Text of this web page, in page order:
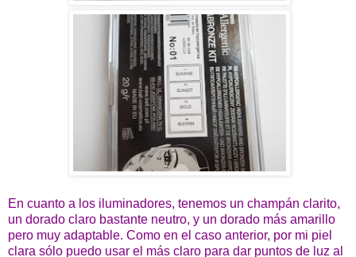
En cuanto a los iluminadores, tenemos un champán clarito,
un dorado claro bastante neutro, y un dorado más amarillo
pero muy adaptable. Como en el caso anterior, por mi piel
clara sólo puedo usar el más claro para dar puntos de luz al